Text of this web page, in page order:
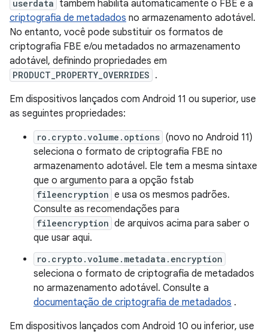
userdata também habilita automaticamente o FBE e a
criptografia de metadados no armazenamento adotável.
No entanto, você pode substituir os formatos de
criptografia FBE e/ou metadados no armazenamento
adotável, definindo propriedades em
PRODUCT_PROPERTY_OVERRIDES .
Em dispositivos lançados com Android 11 ou superior, use
as seguintes propriedades:
ro.crypto.volume.options (novo no Android 11)
seleciona o formato de criptografia FBE no
armazenamento adotável. Ele tem a mesma sintaxe
que o argumento para a opção fstab
fileencryption e usa os mesmos padrões.
Consulte as recomendações para
fileencryption de arquivos acima para saber o
que usar aqui.
ro.crypto.volume.metadata.encryption
seleciona o formato de criptografia de metadados
no armazenamento adotável. Consulte a
documentação de criptografia de metadados .
Em dispositivos lançados com Android 10 ou inferior, use